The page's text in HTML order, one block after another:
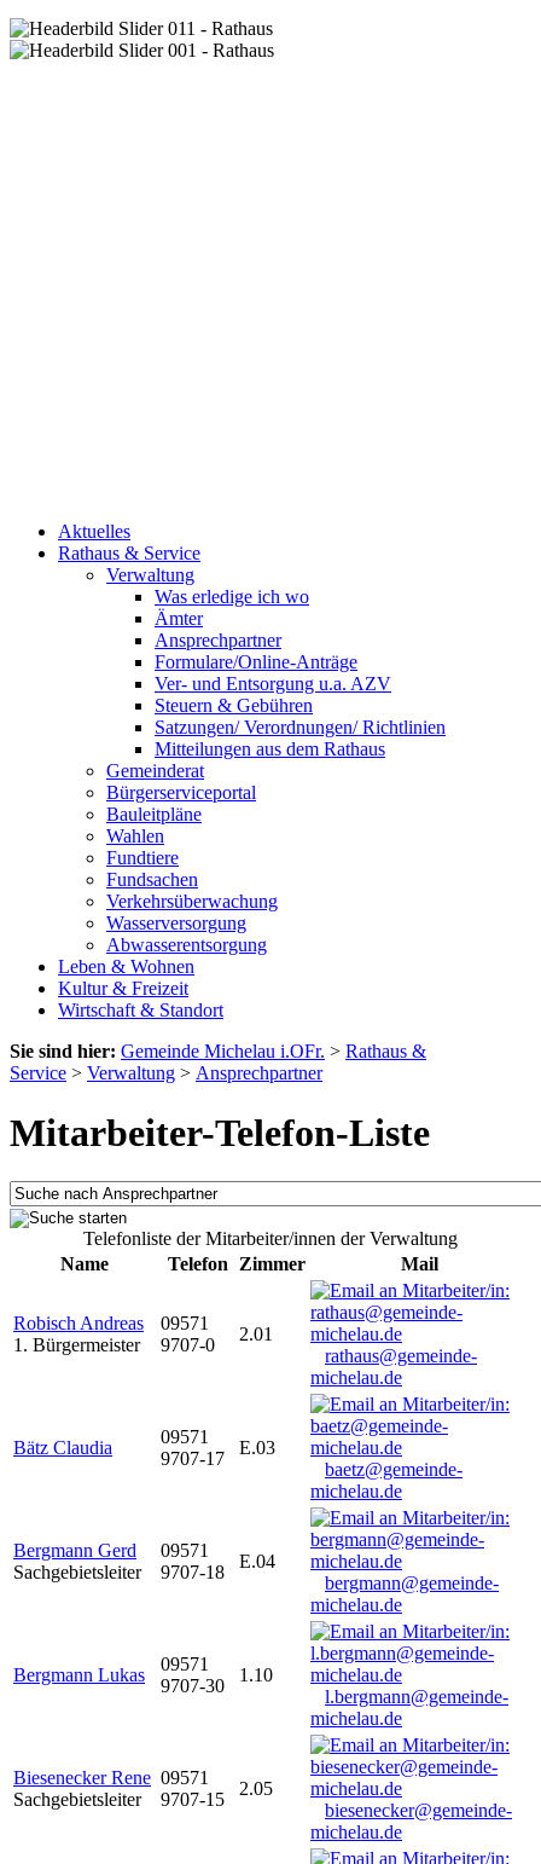
Aktuelles
Rathaus & Service
Verwaltung
Was erledige ich wo
Ämter
Ansprechpartner
Formulare/Online-Anträge
Ver- und Entsorgung u.a. AZV
Steuern & Gebühren
Satzungen/ Verordnungen/ Richtlinien
Mitteilungen aus dem Rathaus
Gemeinderat
Bürgerserviceportal
Bauleitpläne
Wahlen
Fundtiere
Fundsachen
Verkehrsüberwachung
Wasserversorgung
Abwasserentsorgung
Leben & Wohnen
Kultur & Freizeit
Wirtschaft & Standort
Sie sind hier: Gemeinde Michelau i.OFr. > Rathaus &
Service > Verwaltung > Ansprechpartner
Mitarbeiter-Telefon-Liste
Telefonliste der Mitarbeiter/innen der Verwaltung
Name
Telefon Zimmer Mail
Robisch Andreas
1. Bürgermeister
09571
9707-0
2.01
rathaus@gemeinde-
michelau.de
Bätz Claudia
09571
9707-17
E.03
baetz@gemeinde-
michelau.de
Bergmann Gerd
Sachgebietsleiter
09571
9707-18
E.04
bergmann@gemeinde-
michelau.de
Bergmann Lukas
09571
9707-30
1.10
l.bergmann@gemeinde-
michelau.de
Biesenecker Rene
Sachgebietsleiter
09571
9707-15
2.05
biesenecker@gemeinde-
michelau.de